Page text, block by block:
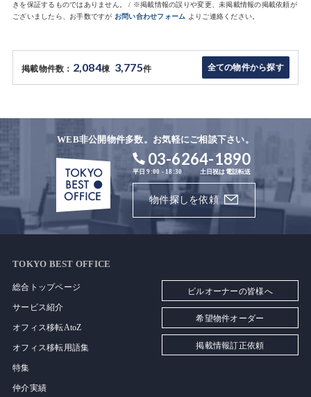
きを保証するものではありません。 / ※掲載情報の誤りや変更、未掲載情報の掲載依頼が
ございましたら、お手数ですが お問い合わせフォーム よりご連絡ください。
掲載物件数： 2,084棟 3,775件 全ての物件から探す
WEB非公開物件多数。お気軽にご相談下さい。
03-6264-1890
平日 9:00 - 18:30 土日祝は電話転送
物件探しを依頼
TOKYO BEST OFFICE
総合トップページ
サービス紹介
オフィス移転AtoZ
オフィス移転用語集
特集
仲介実績
ビルオーナーの皆様へ
希望物件オーダー
掲載情報訂正依頼